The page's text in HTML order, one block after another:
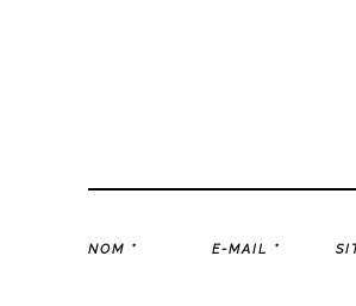
NOM * E-MAIL *